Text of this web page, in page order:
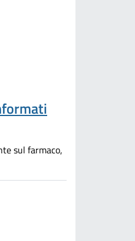
sul farmaco,